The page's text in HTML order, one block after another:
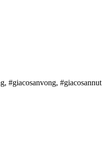
#giacosanvong, #giacosannut